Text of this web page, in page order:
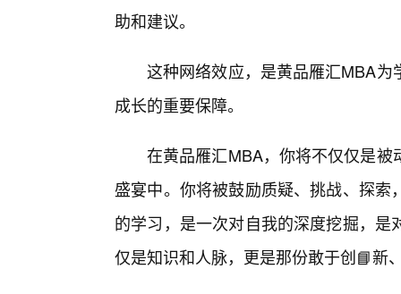
助和建议。
这种网络效应，是黄品雁汇MBA
成长的重要保障。
在黄品雁汇MBA，你将不仅仅是
盛宴中。你将被鼓励质疑、挑战、探
的学习，是一次对自我的深度挖掘，
仅是知识和人脉，更是那份敢于创📘新